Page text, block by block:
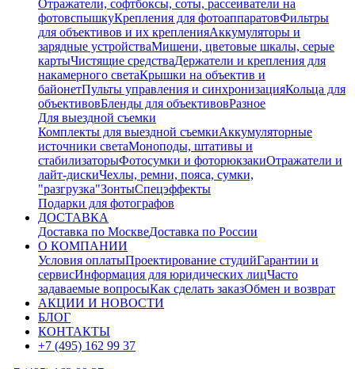
Отражатели, софтбоксы, соты, рассеиватели на
фотовспышкуКрепления для фотоаппаратовФильтры
для объективов и их крепленияАккумуляторы и
зарядные устройстваМишени, цветовые шкалы, серые
картыЧистящие средстваДержатели и крепления для
накамерного светаКрышки на объектив и
байонетПульты управления и синхронизацияКольца для
объективовБленды для объективовРазное
Для выездной съемки
Комплекты для выездной съемкиАккумуляторные
источники светаМоноподы, штативы и
стабилизаторыФотосумки и фоторюкзакиОтражатели и
лайт-дискиЧехлы, ремни, пояса, сумки,
"разгрузка"ЗонтыСпецэффекты
Подарки для фотографов
ДОСТАВКА
Доставка по МосквеДоставка по России
О КОМПАНИИ
Условия оплатыПроектирование студийГарантии и
сервисИнформация для юридических лицЧасто
задаваемые вопросыКак сделать заказОбмен и возврат
АКЦИИ И НОВОСТИ
БЛОГ
КОНТАКТЫ
+7 (495) 162 99 37